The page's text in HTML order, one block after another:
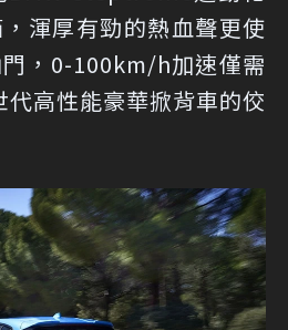
渾厚有勁的熱血聲更使
，0-100km/h加速僅需
高性能豪華掀背車的佼